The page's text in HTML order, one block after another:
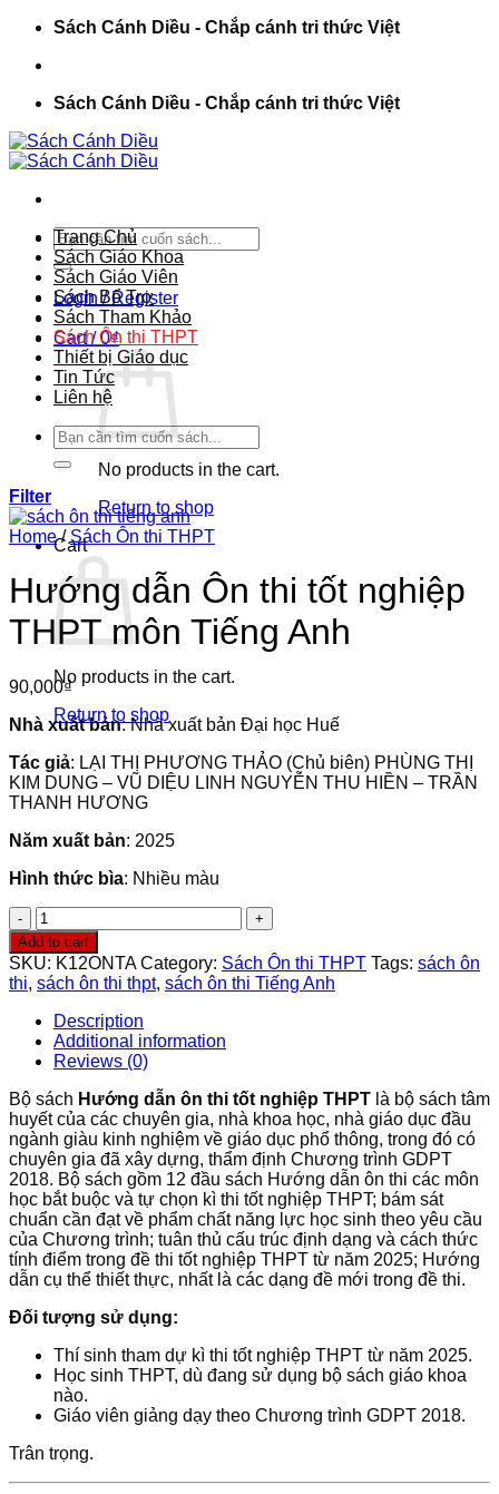
ChuyểnSách Cánh Diều - Chắp cánh tri thức Việt
Sách Cánh Diều - Chắp cánh tri thức Việt
Search
for:
Login / Register
Cart /0₫
No products in the cart.
Return to shop
Cart
No products in the cart.
Return to shop
Trang Chủ
Sách Giáo Khoa
Sách Giáo Viên
Sách Bổ Trợ
Sách Tham Khảo
Sách Ôn thi THPT
Thiết bị Giáo dục
Tin Tức
Liên hệ
Search
for:
Filter
Home / Sách Ôn thi THPT
Hướng dẫn Ôn thi tốt nghiệp
THPT môn Tiếng Anh
90,000₫
Nhà xuất bản: Nhà xuất bản Đại học Huế
Tác giả: LẠI THỊ PHƯƠNG THẢO (Chủ biên) PHÙNG THỊ
KIM DUNG – VŨ DIỆU LINH NGUYỄN THU HIỀN – TRẦN
THANH HƯƠNG
Năm xuất bản: 2025
Hình thức bìa: Nhiều màu
Hướng
dẫn
Ôn
thi
tốt
nghiệp
THPT
môn
Tiếng
Anh
quantity
Add to cart
SKU: K12ONTA Category: Sách Ôn thi THPT Tags: sách ôn
thi, sách ôn thi thpt, sách ôn thi Tiếng Anh
Description
Additional information
Reviews (0)
Bộ sách Hướng dẫn ôn thi tốt nghiệp THPT là bộ sách tâm
huyết của các chuyên gia, nhà khoa học, nhà giáo dục đầu
ngành giàu kinh nghiệm về giáo dục phổ thông, trong đó có
chuyên gia đã xây dựng, thẩm định Chương trình GDPT
2018. Bộ sách gồm 12 đầu sách Hướng dẫn ôn thi các môn
học bắt buộc và tự chọn kì thi tốt nghiệp THPT; bám sát
chuẩn cần đạt về phẩm chất năng lực học sinh theo yêu cầu
của Chương trình; tuân thủ cấu trúc định dạng và cách thức
tính điểm trong đề thi tốt nghiệp THPT từ năm 2025; Hướng
dẫn cụ thể thiết thực, nhất là các dạng đề mới trong đề thi.
Đối tượng sử dụng:
Thí sinh tham dự kì thi tốt nghiệp THPT từ năm 2025.
Học sinh THPT, dù đang sử dụng bộ sách giáo khoa
nào.
Giáo viên giảng dạy theo Chương trình GDPT 2018.
Trân trọng.